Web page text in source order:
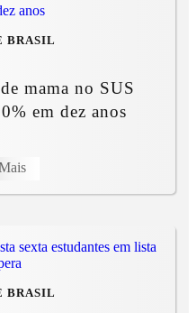
BRASIL
mama no SUS
em dez anos
BRASIL